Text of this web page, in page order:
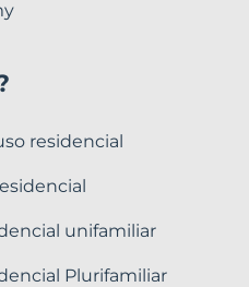
residencial
unifamiliar
Plurifamiliar